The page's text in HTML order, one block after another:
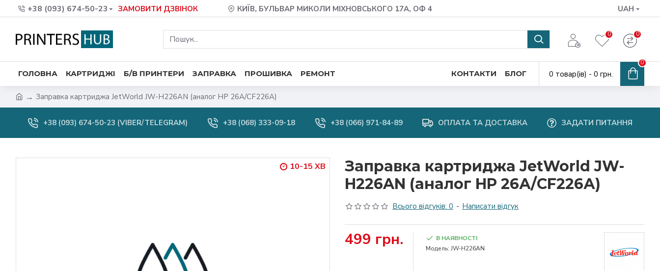
+38 (093) 674-50-23 ЗАМОВИТИ ДЗВІНОК КИЇВ, БУЛЬВАР МИКОЛИ МІХНОВСЬКОГО 17А, ОФ 4 UAH
0 0
ГОЛОВНА КАРТРИДЖІ Б/В ПРИНТЕРИ ЗАПРАВКА ПРОШИВКА РЕМОНТ КОНТАКТИ БЛОГ 0 товар(ів) - 0 грн.
0
Заправка картриджа JetWorld JW-H226AN (аналог HP 26А/CF226А)
+38 (093) 674-50-23 (VIBER/TELEGRAM) +38 (068) 333-09-18 +38 (066) 971-84-89 ОПЛАТА ТА ДОСТАВКА ЗАДАТИ ПИТАННЯ
10-15 ХВ
Заправка картриджа JetWorld JW-
H226AN (аналог HP 26А/CF226А)
Всього відгуків: 0 - Написати відгук
499 грн.
В НАЯВНОСТІ
Модель: JW-H226AN